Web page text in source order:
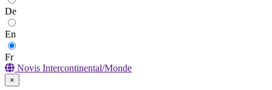
De
En
Fr
Novis Intercontinental/Monde
×